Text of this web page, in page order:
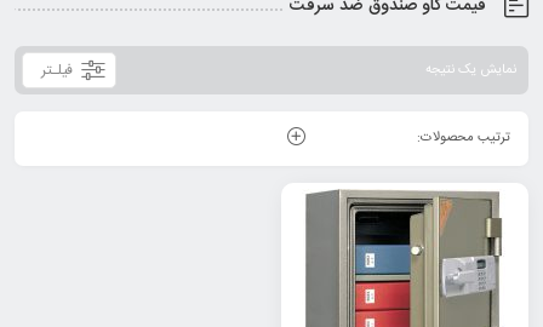
قیمت گاو صندوق ضد سرقت
فیلـتر نمایش یک نتیجه
ترتیب محصولات: